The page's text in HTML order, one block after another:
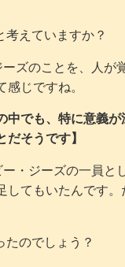
えていますか？
のことを、人が
じですね。
中でも、特に意義
そうです】
ジーズの一員と
てもいたんです。
のでしょう？